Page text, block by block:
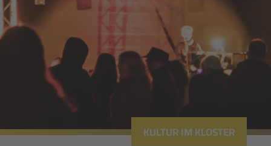
KULTUR IM KLOSTER